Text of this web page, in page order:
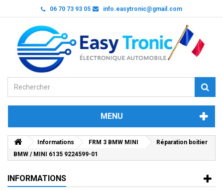
06 70 73 93 05 info.easytronic@gmail.com
MENU
Informations FRM 3 BMW MINI
Réparation boitier
BMW / MINI 6135 9224599-01
INFORMATIONS